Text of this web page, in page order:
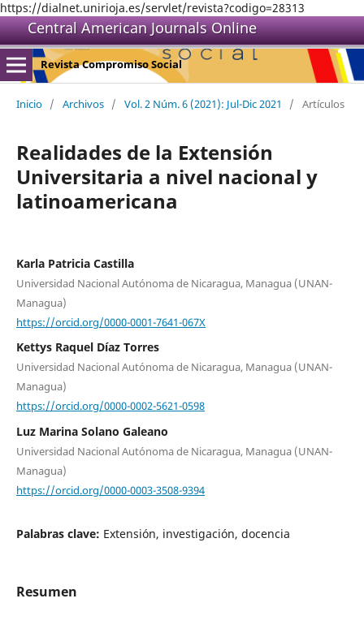
https://dialnet.unirioja.es/servlet/revista?codigo=28313
Central American Journals Online
Revista Compromiso Social
Inicio / Archivos / Vol. 2 Núm. 6 (2021): Jul-Dic 2021 / Artículos
Realidades de la Extensión
Universitaria a nivel nacional y
latinoamericana
Karla Patricia Castilla
Universidad Nacional Autónoma de Nicaragua, Managua (UNAN-
Managua)
https://orcid.org/0000-0001-7641-067X
Kettys Raquel Díaz Torres
Universidad Nacional Autónoma de Nicaragua, Managua (UNAN-
Managua)
https://orcid.org/0000-0002-5621-0598
Luz Marina Solano Galeano
Universidad Nacional Autónoma de Nicaragua, Managua (UNAN-
Managua)
https://orcid.org/0000-0003-3508-9394
Palabras clave: Extensión, investigación, docencia
Resumen